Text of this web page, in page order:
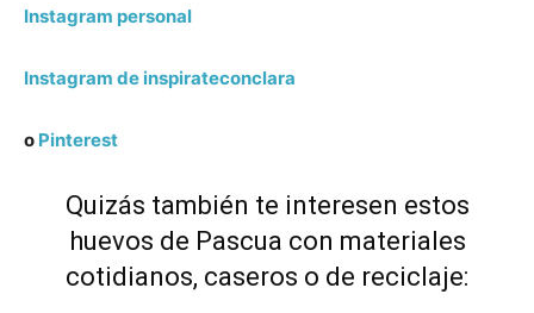
Instagram personal
Instagram de inspirateconclara
o Pinterest
Quizás también te interesen estos
huevos de Pascua con materiales
cotidianos, caseros o de reciclaje: